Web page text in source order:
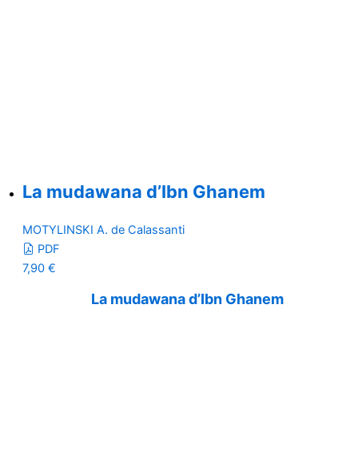
La mudawana d’Ibn Ghanem
MOTYLINSKI A. de Calassanti
PDF
7,90 €
La mudawana d’Ibn Ghanem